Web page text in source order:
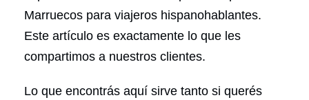
Marruecos para viajeros hispanohablantes.
Este artículo es exactamente lo que les
compartimos a nuestros clientes.
Lo que encontrás aquí sirve tanto si querés